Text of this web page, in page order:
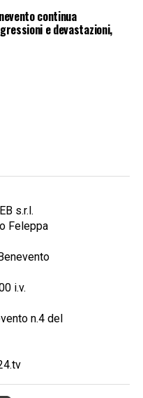
continua
e devastazioni,
s.r.l.
Feleppa
i.v.
n.4 del